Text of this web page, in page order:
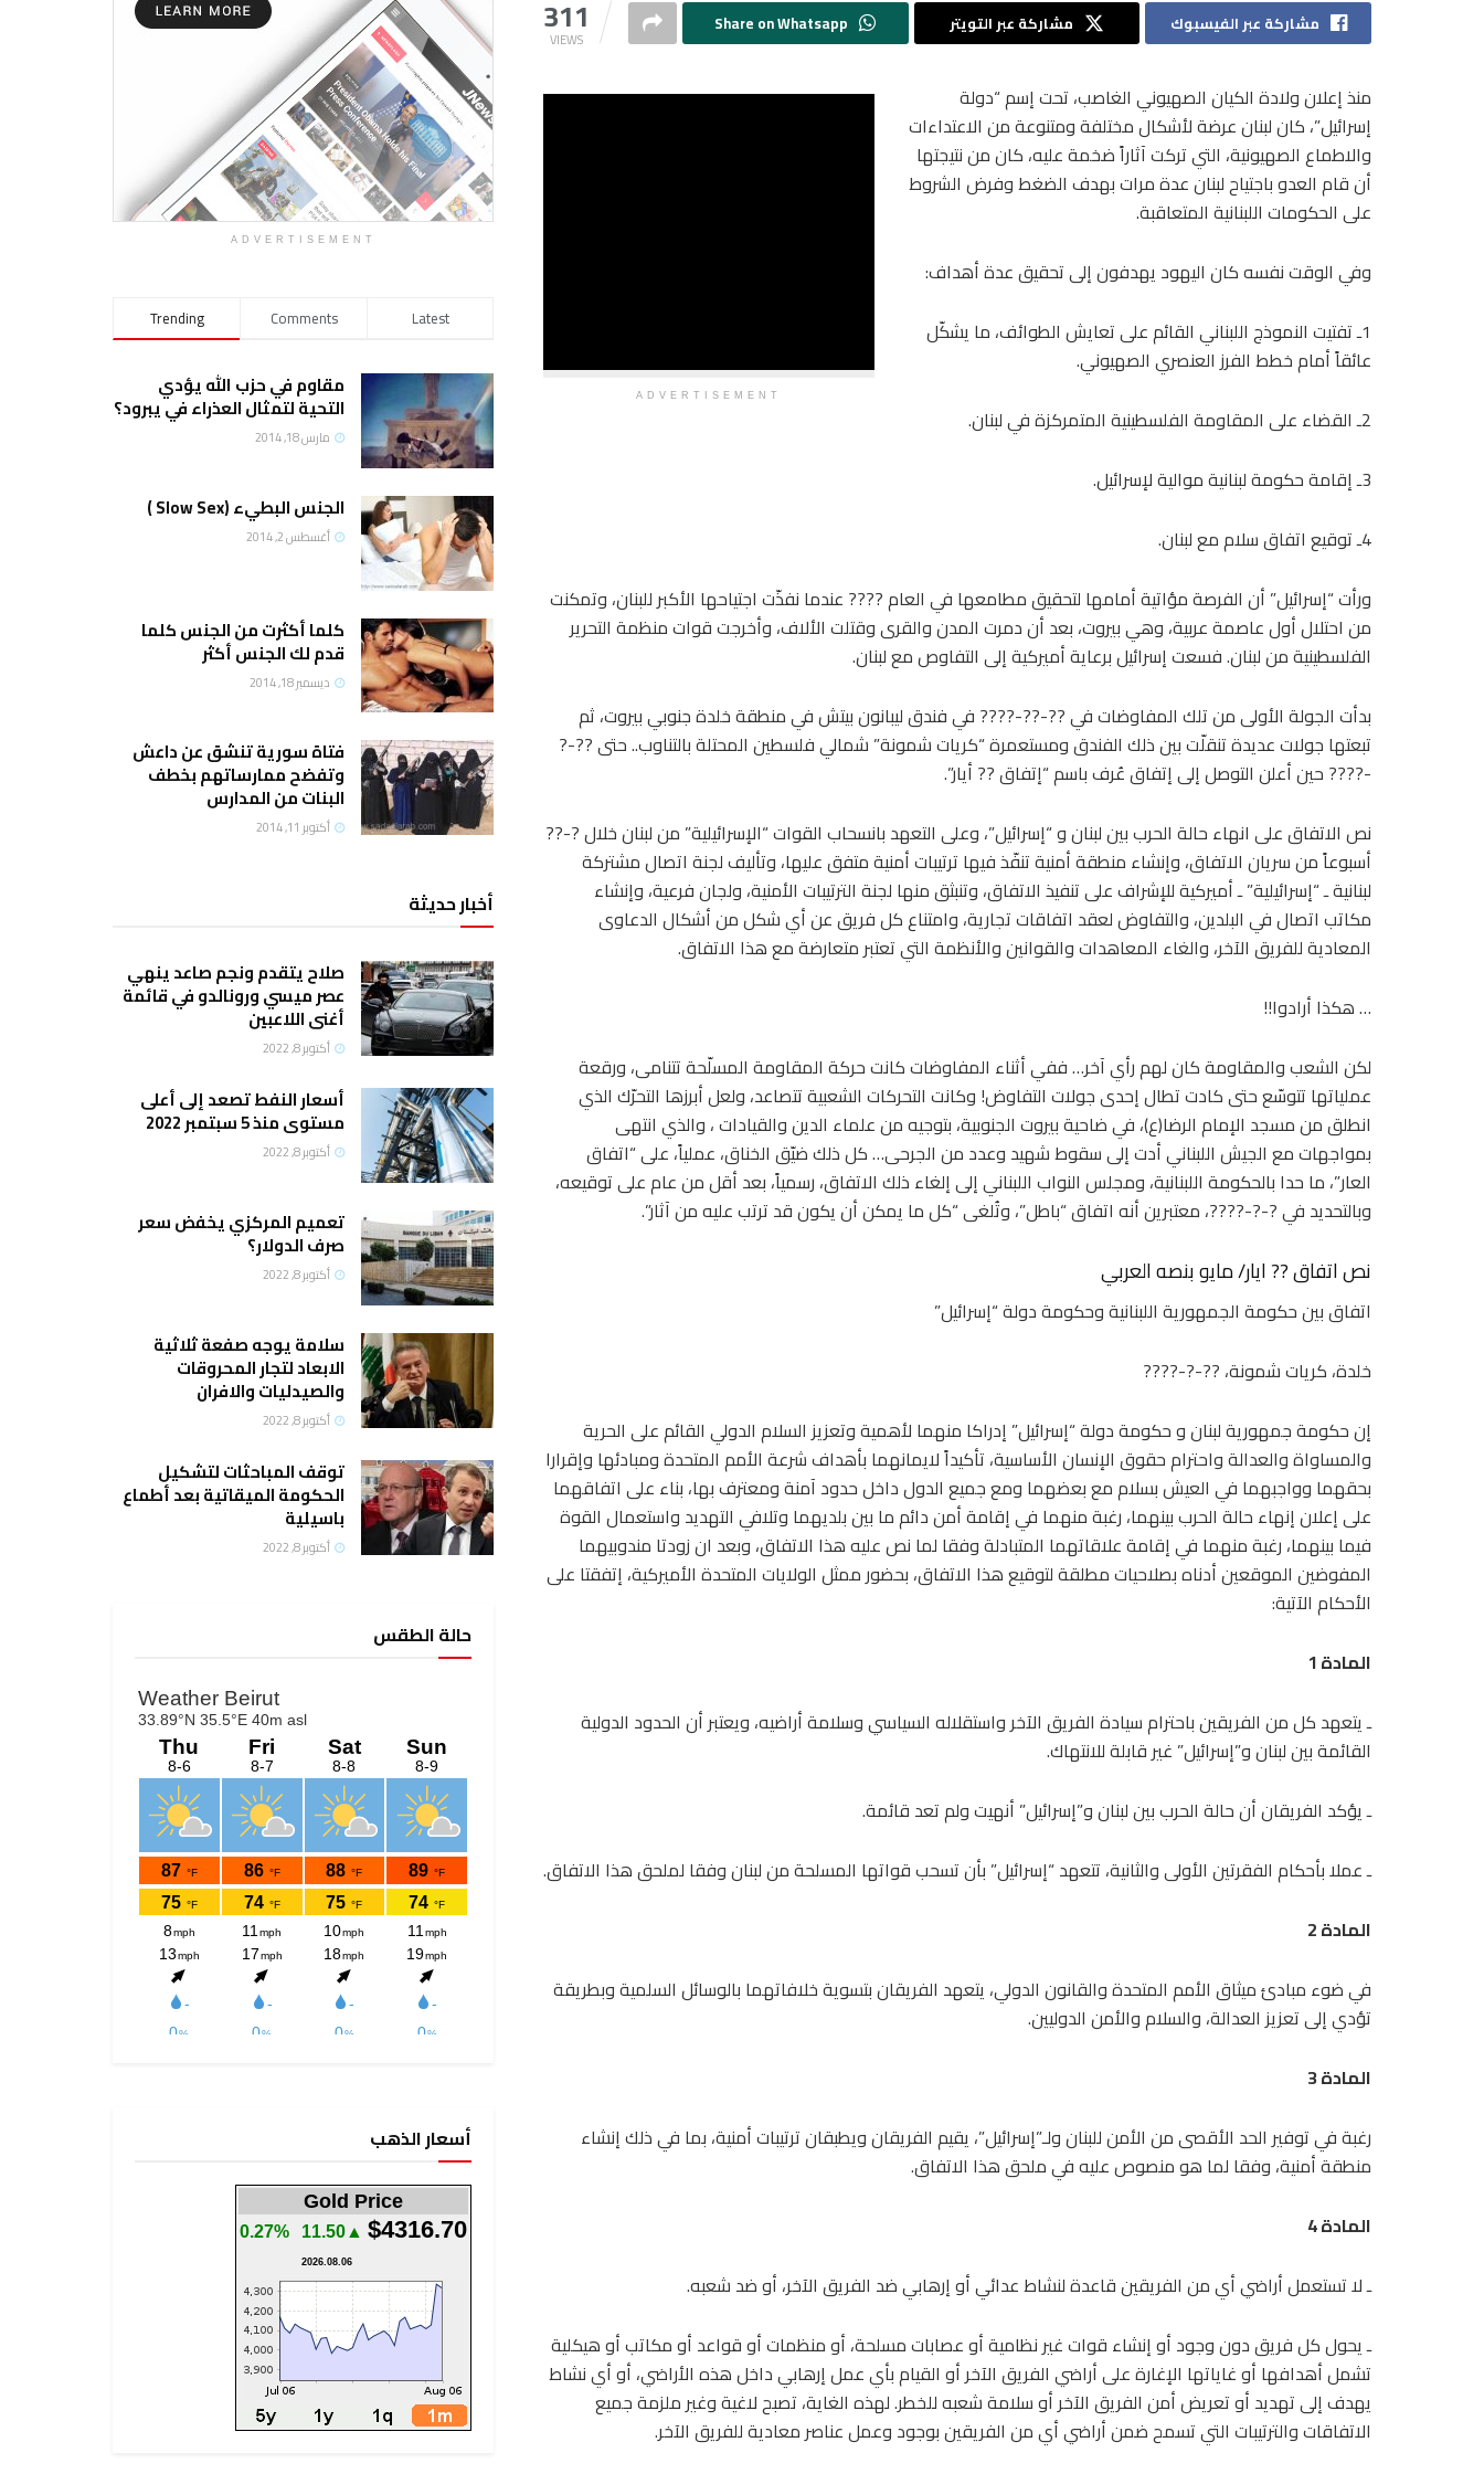
311
VIEWS
مشاركة عبر الفيسبوك مشاركة عبر التويتر Share on Whatsapp
ADVERTISEMENT
منذ إعلان ولادة الكيان الصهيوني الغاصب، تحت إسم “دولة
إسرائيل”، كان لبنان عرضة لأشكال مختلفة ومتنوعة من الاعتداءات
والاطماع الصهيونية، التي تركت آثاراً ضخمة عليه، كان من نتيجتها
أن قام العدو باجتياح لبنان عدة مرات بهدف الضغط وفرض الشروط
على الحكومات اللبنانية المتعاقبة.
وفي الوقت نفسه كان اليهود يهدفون إلى تحقيق عدة أهداف:
1ـ تفتيت النموذج اللبناني القائم على تعايش الطوائف، ما يشكّل
عائقاً أمام خطط الفرز العنصري الصهيوني.
2ـ القضاء على المقاومة الفلسطينية المتمركزة في لبنان.
3ـ إقامة حكومة لبنانية موالية لإسرائيل.
4ـ توقيع اتفاق سلام مع لبنان.
ورأت “إسرائيل” أن الفرصة مؤاتية أمامها لتحقيق مطامعها في العام ???? عندما نفذّت اجتياحها الأكبر للبنان، وتمكنت
من احتلال أول عاصمة عربية، وهي بيروت، بعد أن دمرت المدن والقرى وقتلت الألاف، وأخرجت قوات منظمة التحرير
الفلسطينية من لبنان. فسعت إسرائيل برعاية أميركية إلى التفاوص مع لبنان.
بدأت الجولة الأولى من تلك المفاوضات في ??-??-???? في فندق ليبانون بيتش في منطقة خلدة جنوبي بيروت، ثم
تبعتها جولات عديدة تنقلّت بين ذلك الفندق ومستعمرة “كريات شمونة” شمالي فلسطين المحتلة بالتناوب.. حتى ??-?
-???? حين أعلن التوصل إلى إتفاق عُرف باسم “إتفاق ?? أيار”.
نص الاتفاق على انهاء حالة الحرب بين لبنان و “إسرائيل”، وعلى التعهد بانسحاب القوات “الإسرائيلية” من لبنان خلال ?-??
أسبوعاً من سريان الاتفاق، وإنشاء منطقة أمنية تنفّذ فيها ترتيبات أمنية متفق عليها، وتأليف لجنة اتصال مشتركة
لبنانية ـ “إسرائيلية” ـ أميركية للإشراف على تنفيذ الاتفاق، وتنبثق منها لجنة الترتيبات الأمنية، ولجان فرعية، وإنشاء
مكاتب اتصال في البلدين، والتفاوض لعقد اتفاقات تجارية، وامتناع كل فريق عن أي شكل من أشكال الدعاوى
المعادية للفريق الآخر، والغاء المعاهدات والقوانين والأنظمة التي تعتبر متعارضة مع هذا الاتفاق.
… هكذا أرادوا!!
لكن الشعب والمقاومة كان لهم رأي آخر… ففي أثناء المفاوضات كانت حركة المقاومة المسلّحة تتنامى، ورقعة
عملياتها تتوسّع حتى كادت تطال إحدى جولات التفاوض! وكانت التحركات الشعبية تتصاعد، ولعل أبرزها التحرّك الذي
انطلق من مسجد الإمام الرضا(ع)، في ضاحية بيروت الجنوبية، بتوجيه من علماء الدين والقيادات ، والذي انتهى
بمواجهات مع الجيش اللبناني أدت إلى سقوط شهيد وعدد من الجرحى… كل ذلك ضيّق الخناق، عملياً، على “اتفاق
العار”، ما حدا بالحكومة اللبنانية، ومجلس النواب اللبناني إلى إلغاء ذلك الاتفاق، رسمياً، بعد أقل من عام على توقيعه،
وبالتحديد في ?-?-????، معتبرين أنه اتفاق “باطل”، وتُلغى “كل ما يمكن أن يكون قد ترتب عليه من آثار”.
نص اتفاق ?? ايار/ مايو بنصه العربي
اتفاق بين حكومة الجمهورية اللبنانية وحكومة دولة “إسرائيل”
خلدة، كريات شمونة، ??-?-????
إن حكومة جمهورية لبنان و حكومة دولة “إسرائيل” إدراكا منهما لأهمية وتعزيز السلام الدولي القائم على الحرية
والمساواة والعدالة واحترام حقوق الإنسان الأساسية، تأكيداً لايمانهما بأهداف شرعة الأمم المتحدة ومبادئها وإقرارا
بحقهما وواجبهما في العيش بسلام مع بعضهما ومع جميع الدول داخل حدود آمنة ومعترف بها، بناء على اتفاقهما
على إعلان إنهاء حالة الحرب بينهما، رغبة منهما في إقامة أمن دائم ما بين بلديهما وتلافي التهديد واستعمال القوة
فيما بينهما، رغبة منهما في إقامة علاقاتهما المتبادلة وفقا لما نص عليه هذا الاتفاق، وبعد ان زودتا مندوبيهما
المفوضين الموقعين أدناه بصلاحيات مطلقة لتوقيع هذا الاتفاق، بحضور ممثل الولايات المتحدة الأميركية، إتفقتا على
الأحكام الآتية:
المادة 1
ـ يتعهد كل من الفريقين باحترام سيادة الفريق الآخر واستقلاله السياسي وسلامة أراضيه، ويعتبر أن الحدود الدولية
القائمة بين لبنان و”إسرائيل” غير قابلة للانتهاك.
ـ يؤكد الفريقان أن حالة الحرب بين لبنان و”إسرائيل” أنهيت ولم تعد قائمة.
ـ عملا بأحكام الفقرتين الأولى والثانية، تتعهد “إسرائيل” بأن تسحب قواتها المسلحة من لبنان وفقا لملحق هذا الاتفاق.
المادة 2
في ضوء مبادئ ميثاق الأمم المتحدة والقانون الدولي، يتعهد الفريقان بتسوية خلافاتهما بالوسائل السلمية وبطريقة
تؤدي إلى تعزيز العدالة، والسلام والأمن الدوليين.
المادة 3
رغبة في توفير الحد الأقصى من الأمن للبنان ولـ”إسرائيل”، يقيم الفريقان ويطبقان ترتيبات أمنية، بما في ذلك إنشاء
منطقة أمنية، وفقا لما هو منصوص عليه في ملحق هذا الاتفاق.
المادة 4
ـ لا تستعمل أراضي أي من الفريقين قاعدة لنشاط عدائي أو إرهابي ضد الفريق الآخر، أو ضد شعبه.
ـ يحول كل فريق دون وجود أو إنشاء قوات غير نظامية أو عصابات مسلحة، أو منظمات أو قواعد أو مكاتب أو هيكلية
تشمل أهدافها أو غاياتها الإغارة على أراضي الفريق الآخر أو القيام بأي عمل إرهابي داخل هذه الأراضي، أو أي نشاط
يهدف إلى تهديد أو تعريض أمن الفريق الآخر أو سلامة شعبه للخطر. لهذه الغاية، تصبح لاغية وغير ملزمة جميع
الاتفاقات والترتيبات التي تسمح ضمن أراضي أي من الفريقين بوجود وعمل عناصر معادية للفريق الآخر.
ADVERTISEMENT
Trending Comments Latest
مقاوم في حزب الله يؤدي
التحية لتمثال العذراء في يبرود؟
مارس 18, 2014
الجنس البطيء (Slow Sex )
أغسطس 2, 2014
كلما أكثرت من الجنس كلما
قدم لك الجنس أكثر
ديسمبر 18, 2014
فتاة سورية تنشق عن داعش
وتفضح ممارساتهم بخطف
البنات من المدارس
أكتوبر 11, 2014
أخبار حديثة
صلاح يتقدم ونجم صاعد ينهي
عصر ميسي ورونالدو في قائمة
أغنى اللاعبين
أكتوبر 8, 2022
أسعار النفط تصعد إلى أعلى
مستوى منذ 5 سبتمبر 2022
أكتوبر 8, 2022
تعميم المركزي يخفض سعر
صرف الدولار؟
أكتوبر 8, 2022
سلامة يوجه صفعة ثلاثية
الابعاد لتجار المحروقات
والصيدليات والافران
أكتوبر 8, 2022
توقف المباحثات لتشكيل
الحكومة الميقاتية بعد أطماع
باسيلية
أكتوبر 8, 2022
حالة الطقس
أسعار الذهب
Gold Price
$4316.70
▲11.50
0.27%
2026.08.06